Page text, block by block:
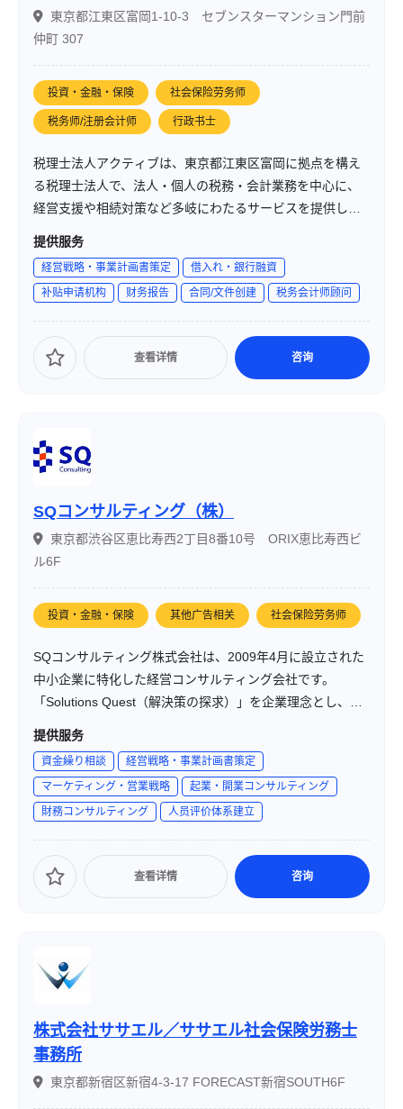
東京都江東区富岡1-10-3 セブンスターマンション門前
仲町 307
投資・金融・保険 社会保险劳务师
税务师/注册会计师 行政书士
税理士法人アクティブは、東京都江東区富岡に拠点を構え
る税理士法人で、法人・個人の税務・会計業務を中心に、
経営支援や相続対策など多岐にわたるサービスを提供して
います。「志を持って万事の源となす」という理念のも
提供服务
経営戦略・事業計画書策定
借入れ・銀行融資
补贴申请机构
财务报告 合同/文件创建 税务会计师顾问
查看详情 咨询
SQコンサルティング（株）
東京都渋谷区恵比寿西2丁目8番10号 ORIX恵比寿西ビ
ル6F
投資・金融・保険 其他广告相关 社会保险劳务师
SQコンサルティング株式会社は、2009年4月に設立された
中小企業に特化した経営コンサルティング会社です。
「Solutions Quest（解決策の探求）」を企業理念とし、財
務・資金繰り改善、営業・販促促進、経営管理体制強化、
ます。代表取締役社長は野村宜功氏で、東京都渋谷区恵比
寿西2丁目8番10号のORIX恵比寿西ビル6Fに本社を構えて
います。
提供服务
資金繰り相談
経営戦略・事業計画書策定
マーケティング・営業戦略
起業・開業コンサルティング
財務コンサルティング
人员评价体系建立
查看详情 咨询
株式会社ササエル／ササエル社会保険労務士
事務所
東京都新宿区新宿4-3-17 FORECAST新宿SOUTH6F